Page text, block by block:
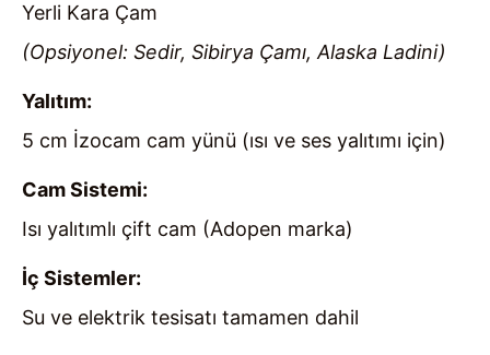
Yerli Kara Çam
(Opsiyonel: Sedir, Sibirya Çamı, Alaska Ladini)
Yalıtım:
5 cm İzocam cam yünü (ısı ve ses yalıtımı için)
Cam Sistemi:
Isı yalıtımlı çift cam (Adopen marka)
İç Sistemler:
Su ve elektrik tesisatı tamamen dahil